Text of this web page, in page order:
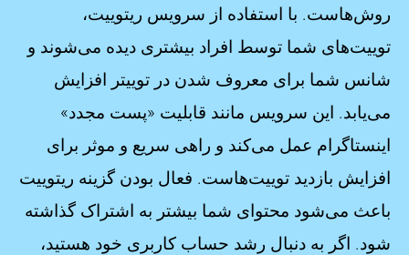
روش‌هاست. با استفاده از سرویس ریتوییت،
توییت‌های شما توسط افراد بیشتری دیده می‌شوند و
شانس شما برای معروف شدن در توییتر افزایش
می‌یابد. این سرویس مانند قابلیت «پست مجدد»
اینستاگرام عمل می‌کند و راهی سریع و موثر برای
افزایش بازدید توییت‌هاست. فعال بودن گزینه ریتوییت
باعث می‌شود محتوای شما بیشتر به اشتراک گذاشته
شود. اگر به دنبال رشد حساب کاربری خود هستید،